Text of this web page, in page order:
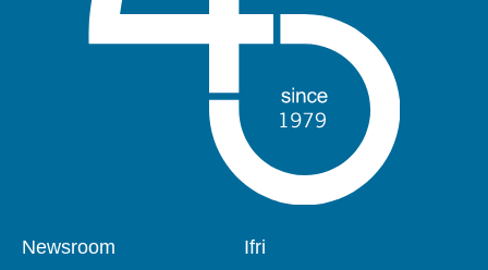
Pied
Newsroom
Navigation
Ifri